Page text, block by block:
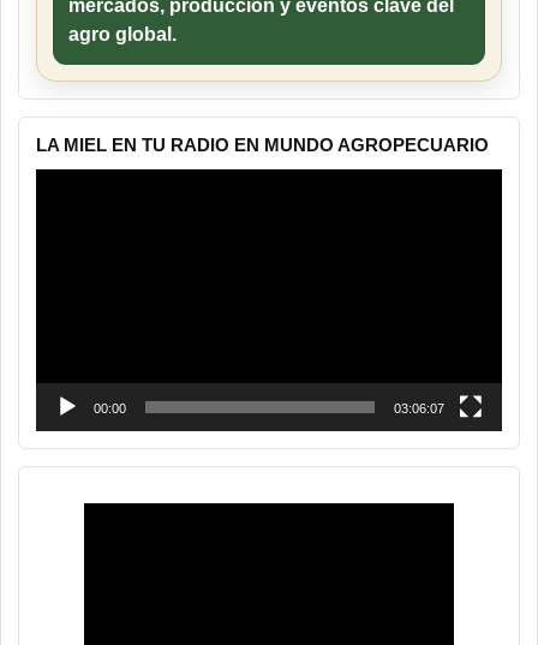
mercados, producción y eventos clave del
agro global.
LA MIEL EN TU RADIO EN MUNDO AGROPECUARIO
00:00 03:06:07